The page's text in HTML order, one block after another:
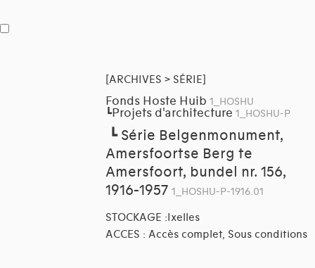
[ARCHIVES > SÉRIE]
Fonds Hoste Huib 1_HOSHU
┗Projets d'architecture 1_HOSHU-P
┗ Série Belgenmonument,
Amersfoortse Berg te
Amersfoort, bundel nr. 156,
1916-1957 1_HOSHU-P-1916.01
STOCKAGE :Ixelles
ACCES : Accès complet, Sous conditions